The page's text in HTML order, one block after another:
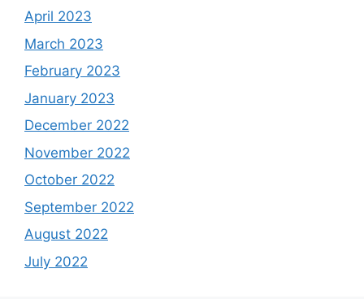
April 2023
March 2023
February 2023
January 2023
December 2022
November 2022
October 2022
September 2022
August 2022
July 2022